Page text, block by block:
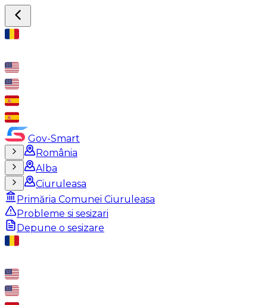
Gov-Smart
România
Alba
Ciuruleasa
Primăria Comunei Ciuruleasa
Probleme si sesizari
Depune o sesizare